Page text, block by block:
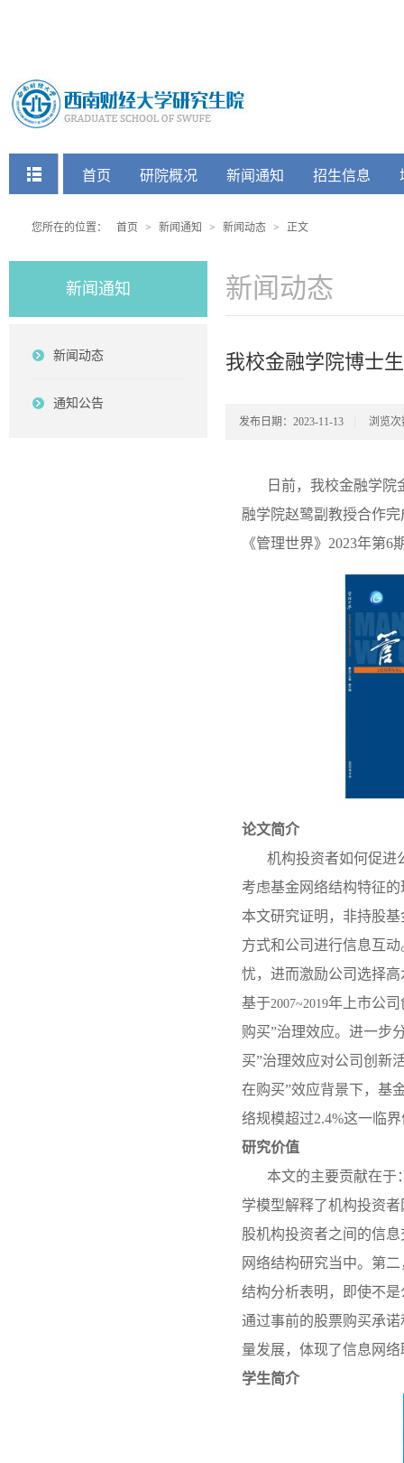
快捷菜单
首页 研院概况 新闻通知 招生信息
您所在的位置： 首页 > 新闻通知 > 新闻动态 > 正文
新闻通知
新闻动态
通知公告
新闻动态
我校金融学院博士
发布日期：2023-11-13 浏览次
日前，我校金融学
融学院赵鹭副教授合作
《管理世界》2023年第6
论文简介
机构投资者如何促进
考虑基金网络结构特征
本文研究证明，非持股
方式和公司进行信息互
忧，进而激励公司选择
基于2007~2019年上市公
购买”治理效应。进一步
买”治理效应对公司创新
在购买”效应背景下，基
络规模超过2.4%这一临
研究价值
本文的主要贡献在于
学模型解释了机构投资
股机构投资者之间的信
网络结构研究当中。第
结构分析表明，即使不
通过事前的股票购买承
量发展，体现了信息网
学生简介